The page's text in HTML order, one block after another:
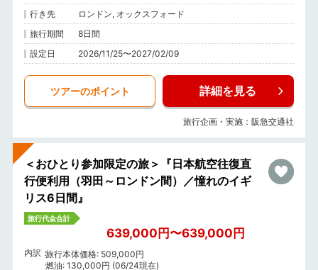
行き先
ロンドン, オックスフォード
旅行期間
8日間
設定日
2026/11/25〜2027/02/09
ツアーのポイント 詳細を見る
旅行企画・実施：阪急交通社
＜おひとり参加限定の旅＞『日本航空往復直
行便利用（羽田～ロンドン間）／憧れのイギ
リス6日間』
旅行代金合計
639,000円〜639,000円
内訳 旅行本体価格: 509,000円
燃油: 130,000円 (06/24現在)